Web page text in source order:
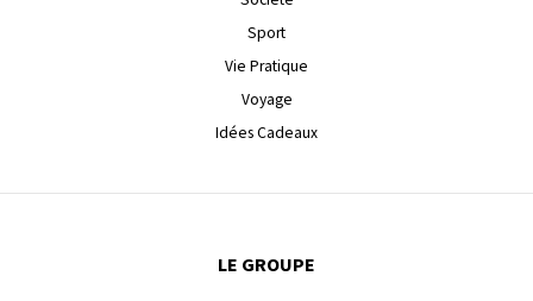
Sport
Vie Pratique
Voyage
Idées Cadeaux
LE GROUPE